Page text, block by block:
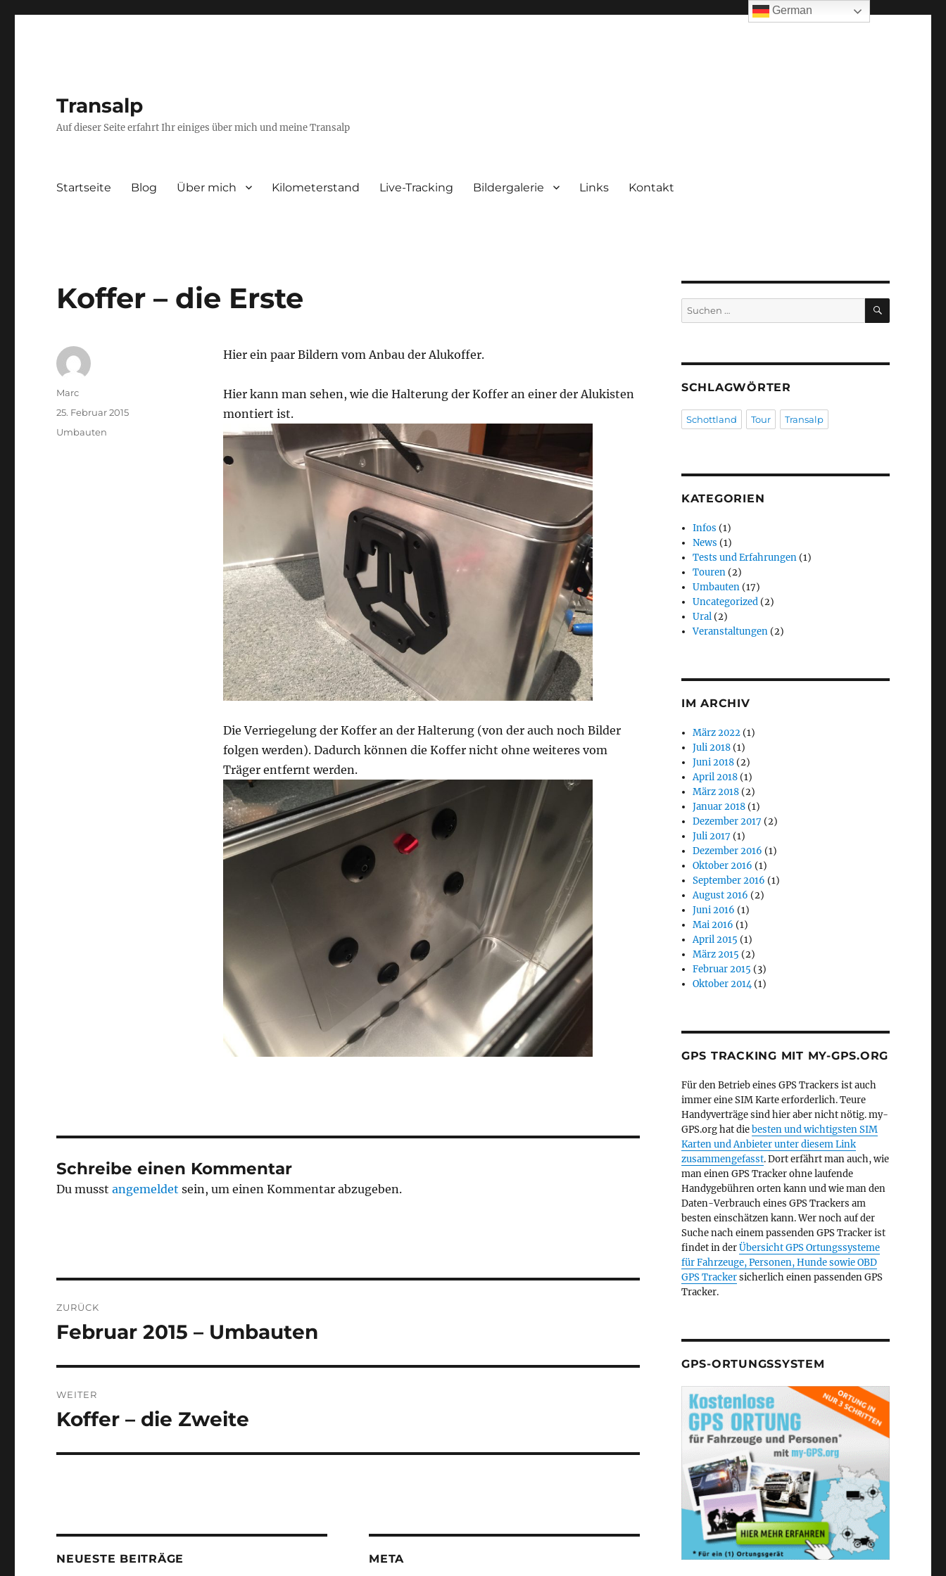
Transalp
Auf dieser Seite erfahrt Ihr einiges über mich und meine Transalp
Startseite Blog Über mich Kilometerstand Live-Tracking Bildergalerie Links Kontakt
Koffer – die Erste
Hier ein paar Bildern vom Anbau der Alukoffer.
Hier kann man sehen, wie die Halterung der Koffer an einer der Alukisten
montiert ist.
Die Verriegelung der Koffer an der Halterung (von der auch noch Bilder
folgen werden). Dadurch können die Koffer nicht ohne weiteres vom
Träger entfernt werden.
Autor
Marc
Veröffentlicht
25. Februar 2015
Kategorien
Umbauten
Schreibe einen Kommentar
Du musstangemeldet sein, um einen Kommentar abzugeben.
ZURÜCK
Vorheriger
Februar 2015 – Umbauten
WEITER
Nächster
Koffer – die Zweite
NEUESTE BEITRÄGE META
Suchen
nach:
SUCHEN
SCHLAGWÖRTER
Schottland Tour Transalp
KATEGORIEN
Infos (1)
News (1)
Tests und Erfahrungen (1)
Touren (2)
Umbauten (17)
Uncategorized (2)
Ural (2)
Veranstaltungen (2)
IM ARCHIV
März 2022 (1)
Juli 2018 (1)
Juni 2018 (2)
April 2018 (1)
März 2018 (2)
Januar 2018 (1)
Dezember 2017 (2)
Juli 2017 (1)
Dezember 2016 (1)
Oktober 2016 (1)
September 2016 (1)
August 2016 (2)
Juni 2016 (1)
Mai 2016 (1)
April 2015 (1)
März 2015 (2)
Februar 2015 (3)
Oktober 2014(1)
GPS TRACKING MIT MY-GPS.ORG
Für den Betrieb eines GPS Trackers ist auch
immer eine SIM Karte erforderlich. Teure
Handyverträge sind hier aber nicht nötig. my-
GPS.org hat diebesten und wichtigsten SIM
Karten und Anbieter unter diesem Link
zusammengefasst. Dort erfährt man auch, wie
man einen GPS Tracker ohne laufende
Handygebühren orten kann und wie man den
Daten-Verbrauch eines GPS Trackers am
besten einschätzen kann. Wer noch auf der
Suche nach einem passenden GPS Tracker ist
findet in derÜbersicht GPS Ortungssysteme
für Fahrzeuge, Personen, Hunde sowieOBD
GPS Trackersicherlich einen passenden GPS
Tracker.
GPS-ORTUNGSSYSTEM
German